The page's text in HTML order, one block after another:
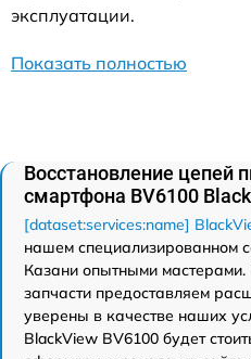
эксплуатации.
Показать полностью
Восстановление цепей
смартфона BV6100
[dataset:services:name]
нашем специализированном
Казани опытными
запчасти предоставляем
уверены в качестве наших
BlackView BV6100 будет